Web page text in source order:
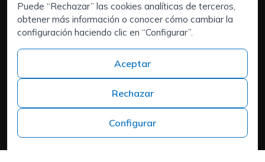
Puede “Rechazar” las cookies analíticas de terceros,
obtener más información o conocer cómo cambiar la
configuración haciendo clic en “Configurar”.
Aceptar
Rechazar
Configurar
Outsourcing de RRHH
Áreas de interés:
Candidatos
Quiénes somos
Contacto
Trabaja en ISPROX
Teléfono